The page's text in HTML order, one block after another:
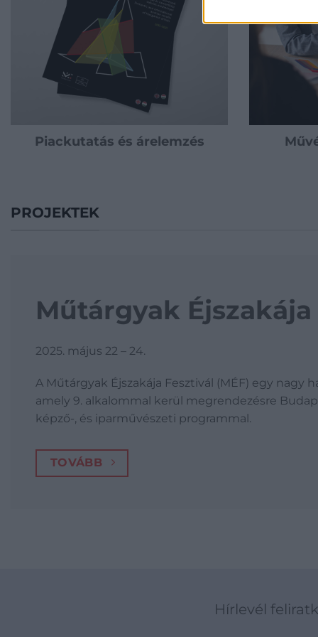
Piackutatás és árelemzés
PROJEKTEK
Műtárgybefektetési
2025. november 6.
A konferencia azoknak szól, akik szeretnének
befektetési lehetőségeket keresnek és az
képviselőitől, első kézből szeretnék megtudni.
TOVÁBB
Hírlevél